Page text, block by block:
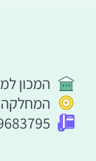
המכון
המחלקה